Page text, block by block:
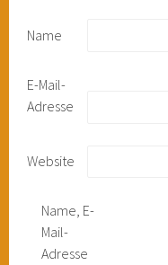
Name
E-Mail-
Adresse
Website
Name, E-
Mail-
Adresse